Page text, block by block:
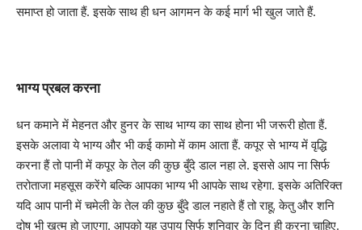
समाप्त हो जाता हैं. इसके साथ ही धन आगमन के कई मार्ग भी खुल जाते हैं.
भाग्य प्रबल करना
धन कमाने में मेहनत और हुनर के साथ भाग्य का साथ होना भी जरूरी होता हैं.
इसके अलावा ये भाग्य और भी कई कामो में काम आता हैं. कपूर से भाग्य में वृद्धि
करना हैं तो पानी में कपूर के तेल की कुछ बुँदे डाल नहा ले. इससे आप ना सिर्फ
तरोताजा महसूस करेंगे बल्कि आपका भाग्य भी आपके साथ रहेगा. इसके अतिरिक्त
यदि आप पानी में चमेली के तेल की कुछ बुँदे डाल नहाते हैं तो राहू, केतु और शनि
दोष भी ख़त्म हो जाएगा. आपको यह उपाय सिर्फ शनिवार के दिन ही करना चाहिए.